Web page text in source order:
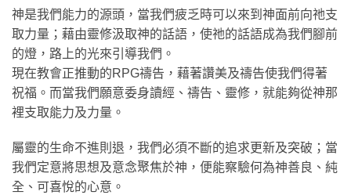
神是我們能力的源頭，當我們疲乏時可以來到神面前向祂支
取力量；藉由靈修汲取神的話語，使祂的話語成為我們腳前
的燈，路上的光來引導我們。
現在教會正推動的RPG禱告，藉著讚美及禱告使我們得著
祝福。而當我們願意委身讀經、禱告、靈修，就能夠從神那
裡支取能力及力量。
屬靈的生命不進則退，我們必須不斷的追求更新及突破；當
我們定意將思想及意念聚焦於神，便能察驗何為神善良、純
全、可喜悅的心意。